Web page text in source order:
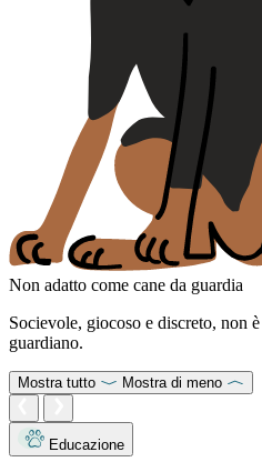
Non adatto come cane da guardia
Socievole, giocoso e discreto, non
guardiano.
Mostra tutto Mostra di meno
Educazione